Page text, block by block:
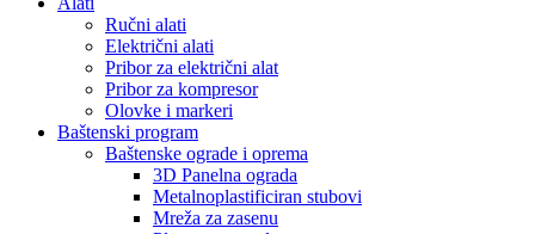
Ručni alati
Električni alati
Pribor za električni alat
Pribor za kompresor
Olovke i markeri
Baštenski program
Baštenske ograde i oprema
3D Panelna ograda
Metalnoplastificiran stubovi
Mreža za zasenu